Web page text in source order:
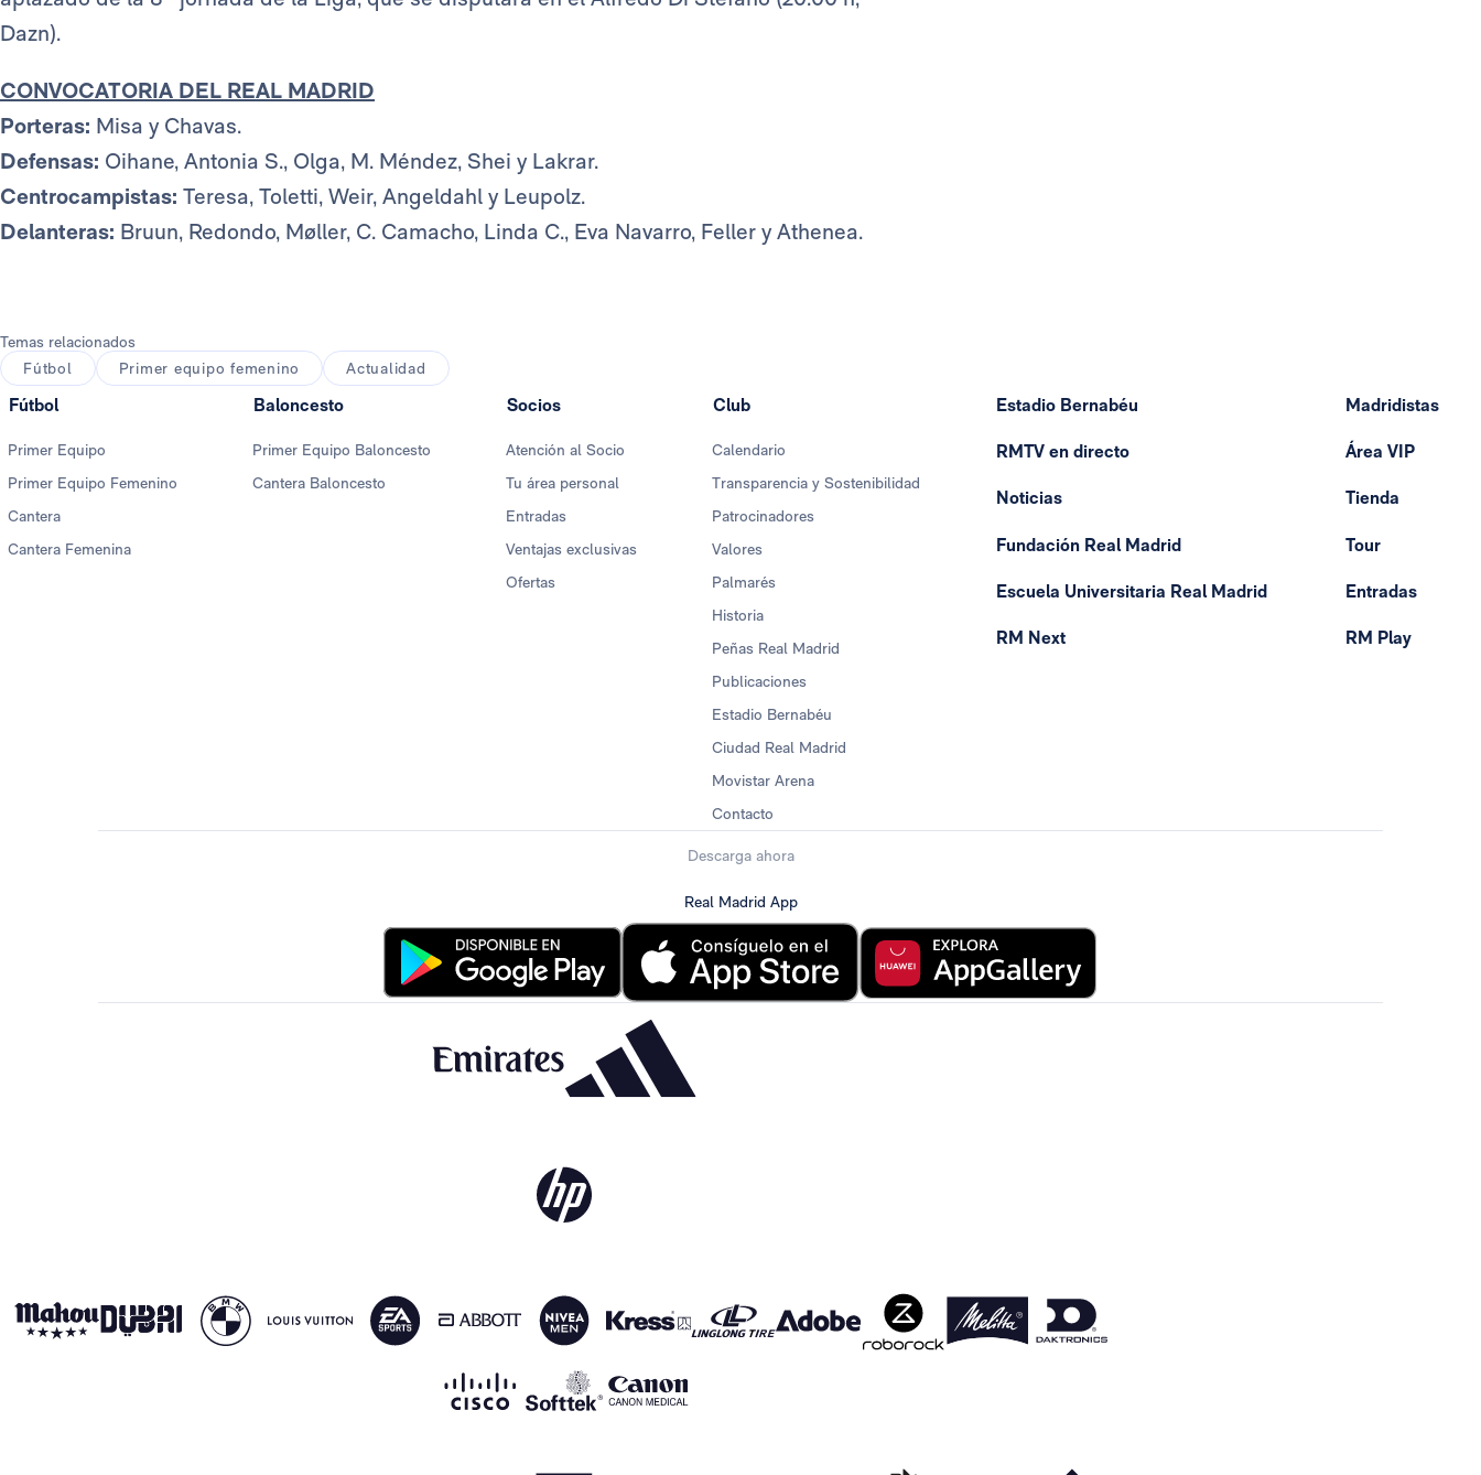
Dazn).
CONVOCATORIA DEL REAL MADRID
Porteras: Misa y Chavas.
Defensas: Oihane, Antonia S., Olga, M. Méndez, Shei y Lakrar.
Centrocampistas: Teresa, Toletti, Weir, Angeldahl y Leupolz.
Delanteras: Bruun, Redondo, Møller, C. Camacho, Linda C., Eva Navarro, Feller y Athenea.
Temas relacionados
Fútbol
Primer equipo femenino Actualidad
Fútbol
Primer Equipo
Primer Equipo Femenino
Cantera
Cantera Femenina
Baloncesto
Primer Equipo Baloncesto
Cantera Baloncesto
Socios
Atención al Socio
Tu área personal
Entradas
Ventajas exclusivas
Ofertas
Club
Calendario
Transparencia y Sostenibilidad
Patrocinadores
Valores
Palmarés
Historia
Peñas Real Madrid
Publicaciones
Estadio Bernabéu
Ciudad Real Madrid
Movistar Arena
Contacto
Estadio Bernabéu
RMTV en directo
Noticias
Fundación Real Madrid
Escuela Universitaria Real Madrid
RM Next
Madridistas
Área VIP
Tienda
Tour
Entradas
RM Play
Descarga ahora
Real Madrid App